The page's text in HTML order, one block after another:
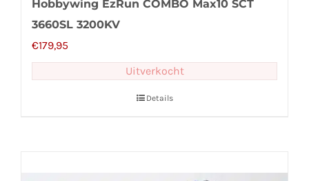
Hobbywing EzRun COMBO Max10 SCT
3660SL 3200KV
€179,95
Uitverkocht
Details